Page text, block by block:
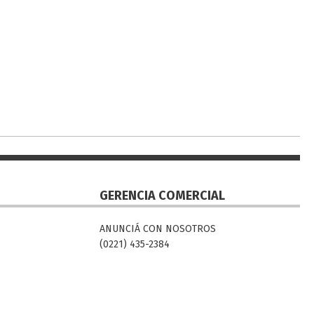
GERENCIA COMERCIAL
ANUNCIÁ CON NOSOTROS
(0221) 435-2384